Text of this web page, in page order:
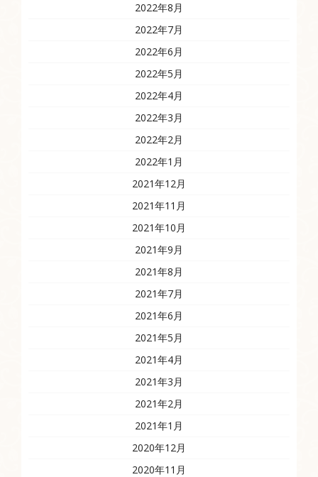
2022年8月
2022年7月
2022年6月
2022年5月
2022年4月
2022年3月
2022年2月
2022年1月
2021年12月
2021年11月
2021年10月
2021年9月
2021年8月
2021年7月
2021年6月
2021年5月
2021年4月
2021年3月
2021年2月
2021年1月
2020年12月
2020年11月